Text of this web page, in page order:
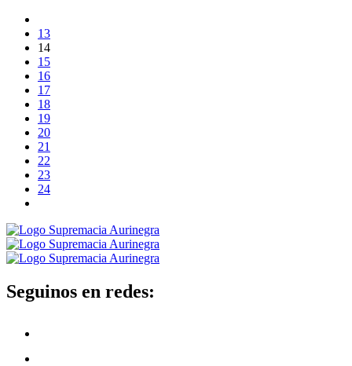
13
14
15
16
17
18
19
20
21
22
23
24
Seguinos en redes: